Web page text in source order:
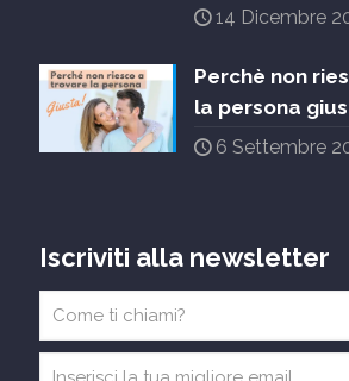
14 Dicembre
Perchè non
la persona
6 Settembre
Iscriviti alla newsletter